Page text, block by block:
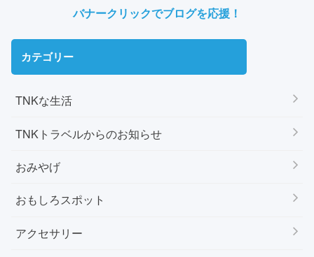
バナークリックでブログを応援！
カテゴリー
TNKな生活
TNKトラベルからのお知らせ
おみやげ
おもしろスポット
アクセサリー